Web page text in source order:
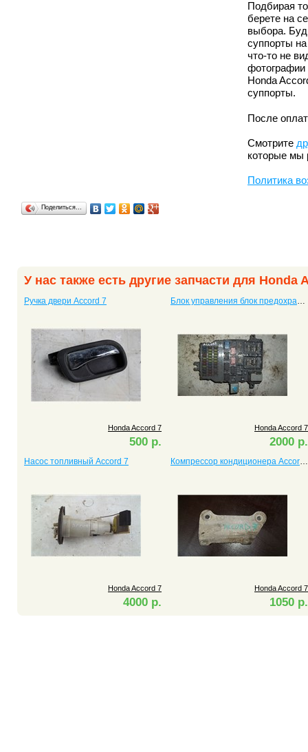
Подбирая
берете на
выбора.
суппорты
что-то не
фотографии
Honda
суппорты.
После
Смотрите
которые мы
Политика
Поделиться…
У нас также есть другие запчасти для Honda
Ручка двери Accord 7
Honda Accord 7
500 р.
Блок управления блок предохранителей Accord 7
Honda Accord 7
2000 р.
Насос топливный Accord 7
Honda Accord 7
4000 р.
Компрессор кондиционера Accord 7 с двигателем 2.4
Honda Accord 7
1050 р.